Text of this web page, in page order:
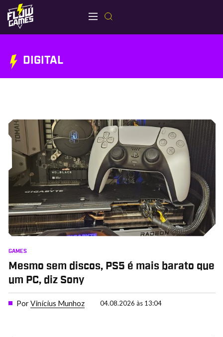
DIGITAL
GAMES
Mesmo sem discos, PS5 é mais barato que
um PC, diz Sony
PorVinícius Munhoz 04.08.2026 às 13:04